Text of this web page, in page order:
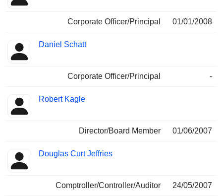
Corporate Officer/Principal 01/01/2008
Daniel Schatt
Corporate Officer/Principal -
Robert Kagle
Director/Board Member 01/06/2007
Douglas Curt Jeffries
Comptroller/Controller/Auditor 24/05/2007